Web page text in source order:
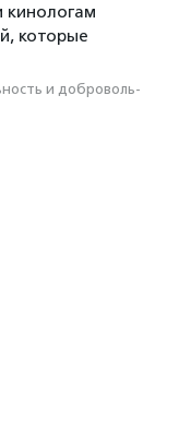
кинологам
которые
и доброволь­